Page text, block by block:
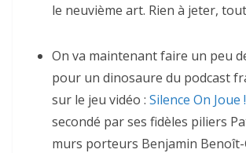
le neuvième art. Rien à jeter,
On va maintenant faire un peu
pour un dinosaure du podcast
sur le jeu vidéo : Silence On Joue !
secondé par ses fidèles piliers
murs porteurs Benjamin